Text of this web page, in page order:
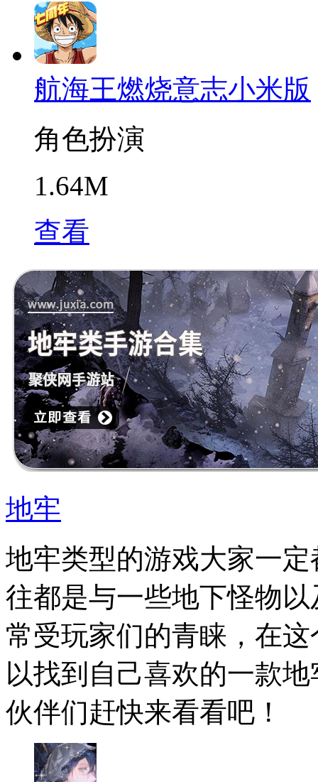
航海王燃烧意志小米版
角色扮演
1.64M
查看
地牢
地牢类型的游戏大家一
往都是与一些地下怪物
常受玩家们的青睐，在
以找到自己喜欢的一款
伙伴们赶快来看看吧！